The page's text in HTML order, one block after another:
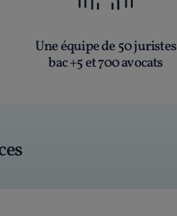
Une équipe de 50 juristes
bac +5 et 700 avocats